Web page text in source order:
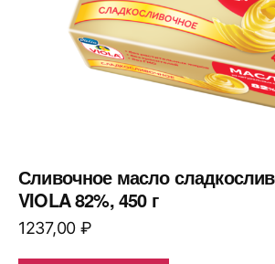
Сливочное масло
VIOLA 82%, 450 г
1237,00 ₽